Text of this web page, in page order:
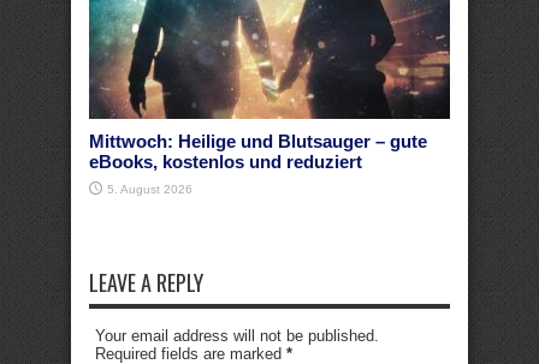
Mittwoch: Heilige und Blutsauger – gute
eBooks, kostenlos und reduziert
5. August 2026
LEAVE A REPLY
Your email address will not be published.
Required fields are marked *